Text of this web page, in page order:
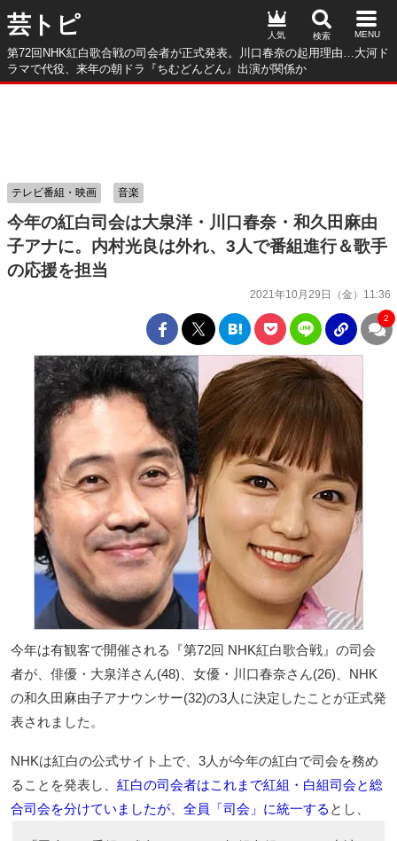
芸トピ
第72回NHK紅白歌合戦の司会者が正式発表。川口春奈の起用理由…大河ド
ラマで代役、来年の朝ドラ『ちむどんどん』出演が関係か
人気
今年の紅白司会は大泉洋・川口春奈・和久田麻由
子アナに。内村光良は外れ、3人で番組進行＆歌手
の応援を担当
2021年10月29日（金）11:36
テレビ番組・映画 音楽
2
今年は有観客で開催される『第72回 NHK紅白歌合戦』の司会
者が、俳優・大泉洋さん(48)、女優・川口春奈さん(26)、NHK
の和久田麻由子アナウンサー(32)の3人に決定したことが正式発
表されました。
NHKは紅白の公式サイト上で、3人が今年の紅白で司会を務め
ることを発表し、 紅白の司会者はこれまで紅組・白組司会と総
合司会を分けていましたが、全員「司会」に統一する とし、